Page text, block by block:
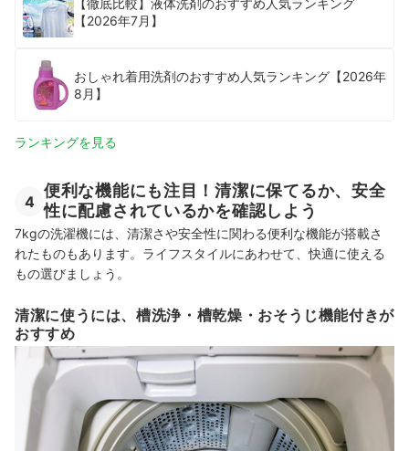
【2026年7月】
おしゃれ着用洗剤のおすすめ人気ランキング【2026年
8月】
ランキングを見る
4
便利な機能にも注目！清潔に保てるか、安全
性に配慮されているかを確認しよう
7kgの洗濯機には、清潔さや安全性に関わる便利な機能が搭載さ
れたものもあります。ライフスタイルにあわせて、快適に使える
もの選びましょう。
清潔に使うには、槽洗浄・槽乾燥・おそうじ機能付きが
おすすめ